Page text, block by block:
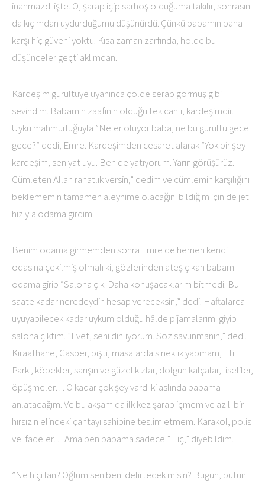
inanmazdı işte. O, şarap içip sarhoş olduğuma takılır, sonrasını
da kıçımdan uydurduğumu düşünürdü. Çünkü babamın bana
karşı hiç güveni yoktu. Kısa zaman zarfında, holde bu
düşünceler geçti aklımdan.
Kardeşim gürültüye uyanınca çölde serap görmüş gibi
sevindim. Babamın zaafının olduğu tek canlı, kardeşimdir.
Uyku mahmurluğuyla ”Neler oluyor baba, ne bu gürültü gece
gece?” dedi, Emre. Kardeşimden cesaret alarak ”Yok bir şey
kardeşim, sen yat uyu. Ben de yatıyorum. Yarın görüşürüz.
Cümleten Allah rahatlık versin,” dedim ve cümlemin karşılığını
beklememin tamamen aleyhime olacağını bildiğim için de jet
hızıyla odama girdim.
Benim odama girmemden sonra Emre de hemen kendi
odasına çekilmiş olmalı ki, gözlerinden ateş çıkan babam
odama girip ”Salona çık. Daha konuşacaklarım bitmedi. Bu
saate kadar neredeydin hesap vereceksin,” dedi. Haftalarca
uyuyabilecek kadar uykum olduğu hâlde pijamalarımı giyip
salona çıktım. ”Evet, seni dinliyorum. Söz savunmanın,” dedi.
Kıraathane, Casper, pişti, masalarda sineklik yapmam, Eti
Parkı, köpekler, sarışın ve güzel kızlar, dolgun kalçalar, liseliler,
öpüşmeler… O kadar çok şey vardı ki aslında babama
anlatacağım. Ve bu akşam da ilk kez şarap içmem ve azılı bir
hırsızın elindeki çantayı sahibine teslim etmem. Karakol, polis
ve ifadeler… Ama ben babama sadece ”Hiç,” diyebildim.
”Ne hiçi lan? Oğlum sen beni delirtecek misin? Bugün, bütün